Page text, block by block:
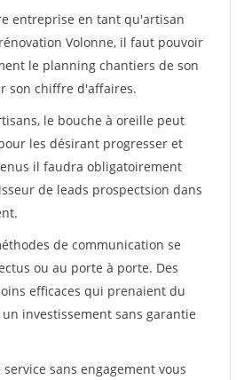
entreprise en tant qu'artisan
Volonne, il faut pouvoir
le planning chantiers de son
son chiffre d'affaires.
le bouche à oreille peut
les désirant progresser et
il faudra obligatoirement
de leads prospectsion dans
de communication se
ou au porte à porte. Des
efficaces qui prenaient du
investissement sans garantie
sans engagement vous